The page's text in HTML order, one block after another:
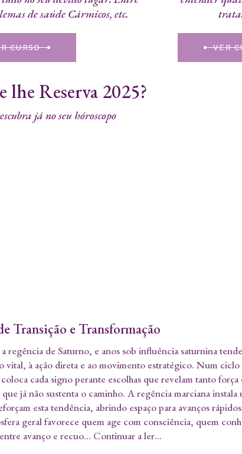
de saúde Cármicos, etc.
CURSO VER
lhe Reserva 2025?
já no seu hóroscopo
Transição e Transformação
de Saturno, e anos sob influência saturnina
vital, à ação direta e ao movimento estratégico. Num
cada signo perante escolhas que revelam tanto
já não sustenta o caminho. A regência marciana
esta tendência, abrindo espaço para avanços
geral favorece quem age com consciência, quem
avanço e recuo... Continuar a ler...